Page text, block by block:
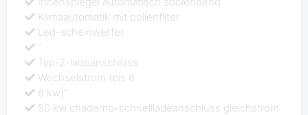
Klimaautomatik mit pollenfilter
Led-scheinwerfer
"
Typ-2-ladeanschluss
Wechselstrom (bis 6
6 kw)"
50 kw chademo-schnellladeanschluss gleichstrom